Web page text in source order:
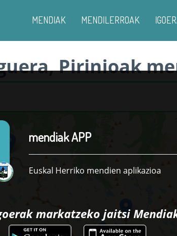
MENDIAK MENDILERROAK
mendiak APP
Euskal Herriko mendien aplikazioa
markatzeko jaitsi
Pirinioak